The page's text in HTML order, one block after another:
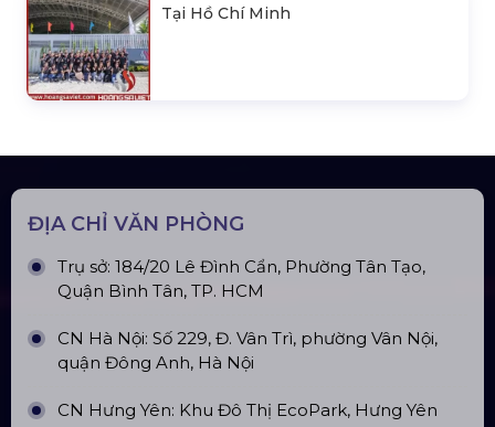
Tại Hồ Chí Minh
ĐỊA CHỈ VĂN PHÒNG
Trụ sở: 184/20 Lê Đình Cẩn, Phường Tân Tạo,
Quận Bình Tân, TP. HCM
CN Hà Nội: Số 229, Đ. Vân Trì, phường Vân Nội,
quận Đông Anh, Hà Nội
CN Hưng Yên: Khu Đô Thị EcoPark, Hưng Yên